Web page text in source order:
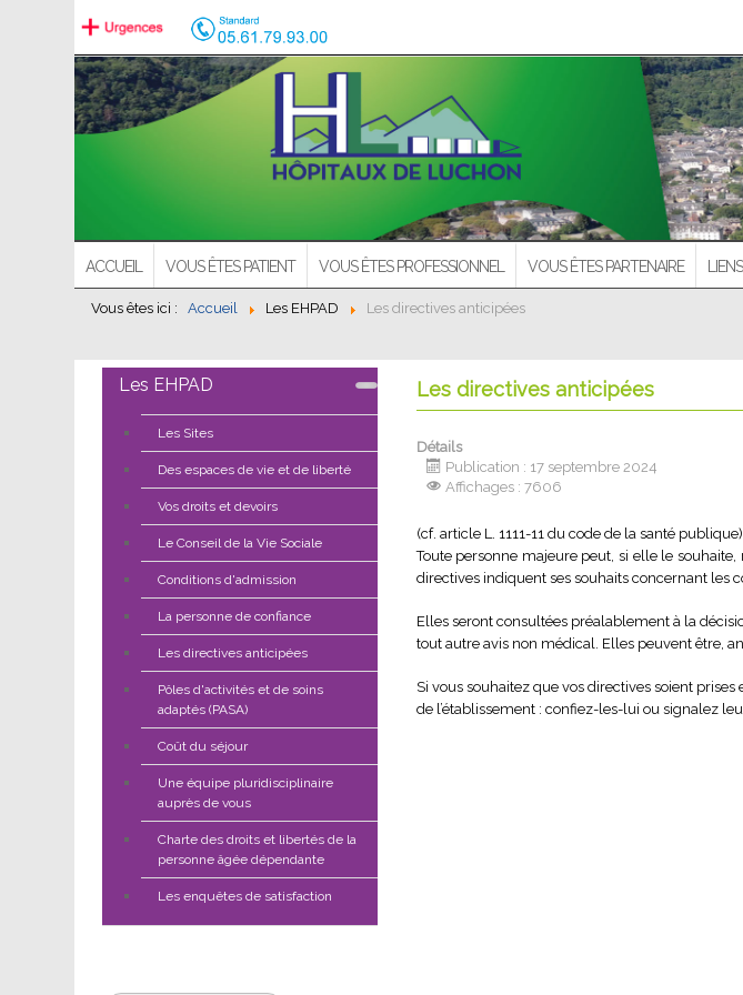
ACCUEIL VOUS ÊTES PATIENT VOUS ÊTES PROFESSIONNEL VOUS ÊTES PARTENAIRE
Vous êtes ici : Accueil Les EHPAD Les directives anticipées
Les EHPAD
Les Sites
Des espaces de vie et de liberté
Vos droits et devoirs
Le Conseil de la Vie Sociale
Conditions d'admission
La personne de confiance
Les directives anticipées
Pôles d'activités et de soins
adaptés (PASA)
Coût du séjour
Une équipe pluridisciplinaire
auprès de vous
Charte des droits et libertés de la
personne âgée dépendante
Les enquêtes de satisfaction
Les directives anticipées
Détails
Publication : 17 septembre 2024
Affichages : 7606
(cf. article L. 1111-11 du code de la santé publique)
Toute personne majeure peut, si elle le
directives indiquent ses souhaits concernant les
Elles seront consultées préalablement à la
tout autre avis non médical. Elles peuvent être,
Si vous souhaitez que vos directives soient
de l’établissement : confiez-les-lui ou signalez